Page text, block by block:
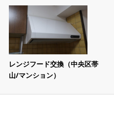
レンジフード交換（中央区帯
山/マンション）